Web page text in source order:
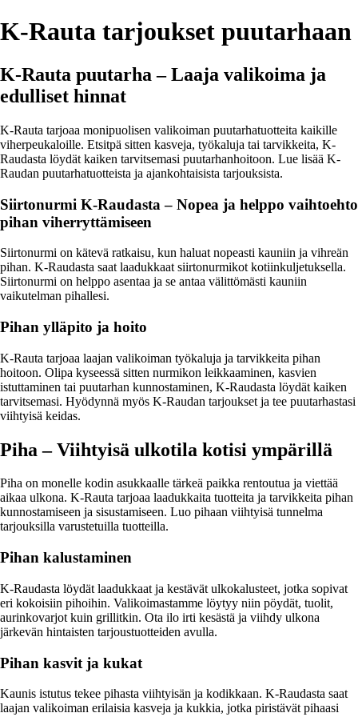
K-Rauta tarjoukset puutarhaan
K-Rauta puutarha – Laaja valikoima ja
edulliset hinnat
K-Rauta tarjoaa monipuolisen valikoiman puutarhatuotteita kaikille
viherpeukaloille. Etsitpä sitten kasveja, työkaluja tai tarvikkeita, K-
Raudasta löydät kaiken tarvitsemasi puutarhanhoitoon. Lue lisää K-
Raudan puutarhatuotteista ja ajankohtaisista tarjouksista.
Siirtonurmi K-Raudasta – Nopea ja helppo vaihtoehto
pihan viherryttämiseen
Siirtonurmi on kätevä ratkaisu, kun haluat nopeasti kauniin ja vihreän
pihan. K-Raudasta saat laadukkaat siirtonurmikot kotiinkuljetuksella.
Siirtonurmi on helppo asentaa ja se antaa välittömästi kauniin
vaikutelman pihallesi.
Pihan ylläpito ja hoito
K-Rauta tarjoaa laajan valikoiman työkaluja ja tarvikkeita pihan
hoitoon. Olipa kyseessä sitten nurmikon leikkaaminen, kasvien
istuttaminen tai puutarhan kunnostaminen, K-Raudasta löydät kaiken
tarvitsemasi. Hyödynnä myös K-Raudan tarjoukset ja tee puutarhastasi
viihtyisä keidas.
Piha – Viihtyisä ulkotila kotisi ympärillä
Piha on monelle kodin asukkaalle tärkeä paikka rentoutua ja viettää
aikaa ulkona. K-Rauta tarjoaa laadukkaita tuotteita ja tarvikkeita pihan
kunnostamiseen ja sisustamiseen. Luo pihaan viihtyisä tunnelma
tarjouksilla varustetuilla tuotteilla.
Pihan kalustaminen
K-Raudasta löydät laadukkaat ja kestävät ulkokalusteet, jotka sopivat
eri kokoisiin pihoihin. Valikoimastamme löytyy niin pöydät, tuolit,
aurinkovarjot kuin grillitkin. Ota ilo irti kesästä ja viihdy ulkona
järkevän hintaisten tarjoustuotteiden avulla.
Pihan kasvit ja kukat
Kaunis istutus tekee pihasta viihtyisän ja kodikkaan. K-Raudasta saat
laajan valikoiman erilaisia kasveja ja kukkia, jotka piristävät pihaasi